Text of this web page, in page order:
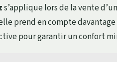
s’applique lors de la vente
prend en compte davantage
pour garantir un confort